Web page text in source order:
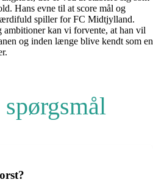
Hans evne til at score mål og
spiller for FC Midtjylland.
kan vi forvente, at han vil
og inden længe blive kendt som en